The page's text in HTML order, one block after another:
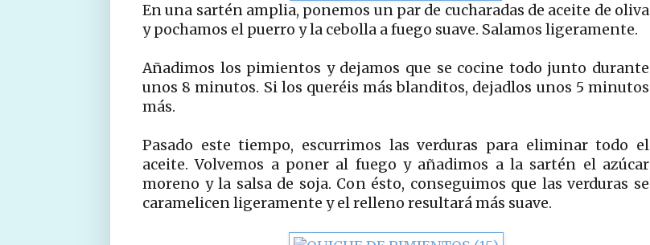
En una sartén amplia, ponemos un par de cucharadas de aceite de oliva
y pochamos el puerro y la cebolla a fuego suave. Salamos ligeramente.
Añadimos los pimientos y dejamos que se cocine todo junto durante
unos 8 minutos. Si los queréis más blanditos, dejadlos unos 5 minutos
más.
Pasado este tiempo, escurrimos las verduras para eliminar todo el
aceite. Volvemos a poner al fuego y añadimos a la sartén el azúcar
moreno y la salsa de soja. Con ésto, conseguimos que las verduras se
caramelicen ligeramente y el relleno resultará más suave.